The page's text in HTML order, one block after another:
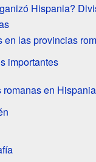
Hispania?
en las provincias
importantes
romanas en Hispania